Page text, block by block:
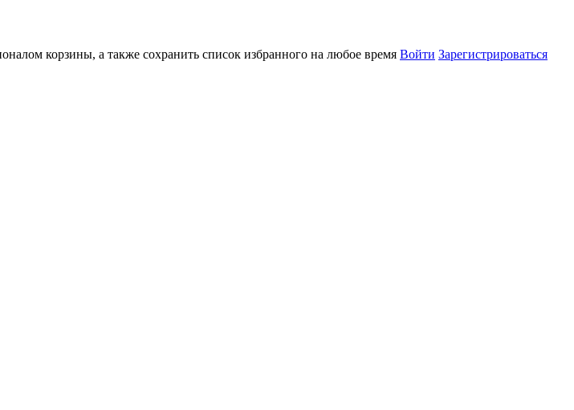
корзины, а также сохранить список избранного на любое время Войти Зарегистрироваться